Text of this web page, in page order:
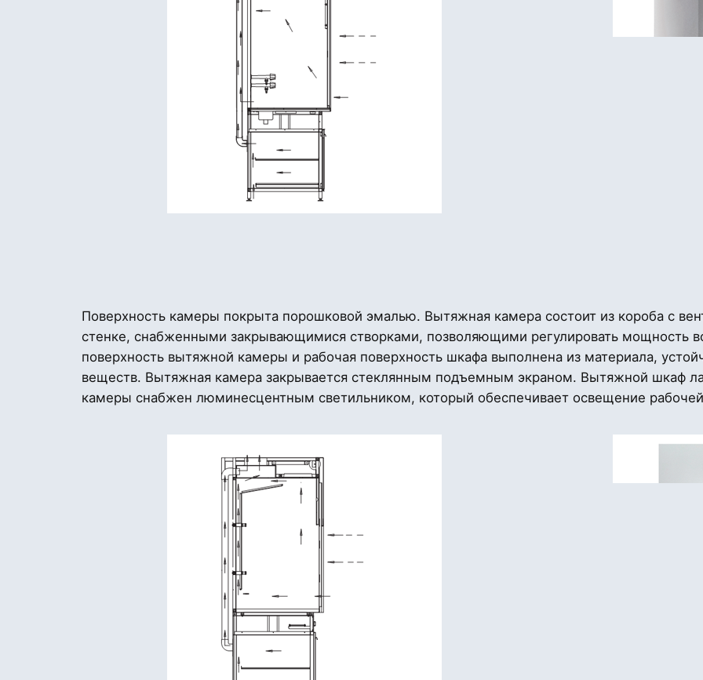
Поверхность камеры покрыта порошковой эмалью. Вытяжная камера состоит из короба с
стенке, снабженными закрывающимися створками, позволяющими регулировать мощность
поверхность вытяжной камеры и рабочая поверхность шкафа выполнена из материала,
веществ. Вытяжная камера закрывается стеклянным подъемным экраном. Вытяжной шкаф
камеры снабжен люминесцентным светильником, который обеспечивает освещение